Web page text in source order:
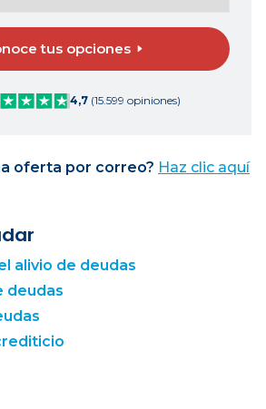
tus opciones
4,7 (15.599 opiniones)
oferta por correo? Haz clic aquí
alivio de deudas
deudas